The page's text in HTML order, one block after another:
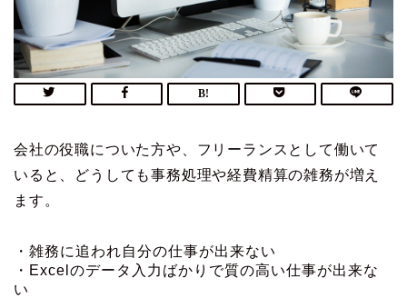
会社の役職についた方や、フリーランスとして働いて
いると、どうしても事務処理や経費精算の雑務が増え
ます。
・雑務に追われ自分の仕事が出来ない
・Excelのデータ入力ばかりで質の高い仕事が出来な
い